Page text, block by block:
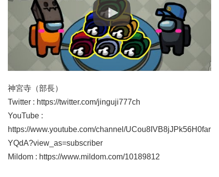
神宮寺（部長）
Twitter : https://twitter.com/jinguji777ch
YouTube :
https://www.youtube.com/channel/UCou8IVB8jJPk56H0far
YQdA?view_as=subscriber
Mildom : https://www.mildom.com/10189812